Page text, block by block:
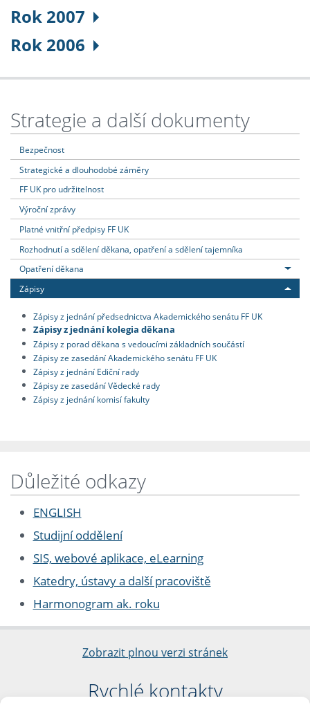
Rok 2007
Rok 2006
Strategie a další dokumenty
Bezpečnost
Strategické a dlouhodobé záměry
FF UK pro udržitelnost
Výroční zprávy
Platné vnitřní předpisy FF UK
Rozhodnutí a sdělení děkana, opatření a sdělení tajemníka
Opatření děkana
Zápisy
Zápisy z jednání předsednictva Akademického senátu FF UK
Zápisy z jednání kolegia děkana
Zápisy z porad děkana s vedoucími základních součástí
Zápisy ze zasedání Akademického senátu FF UK
Zápisy z jednání Ediční rady
Zápisy ze zasedání Vědecké rady
Zápisy z jednání komisí fakulty
Důležité odkazy
ENGLISH
Studijní oddělení
SIS, webové aplikace, eLearning
Katedry, ústavy a další pracoviště
Harmonogram ak. roku
Zobrazit plnou verzi stránek
Rychlé kontakty